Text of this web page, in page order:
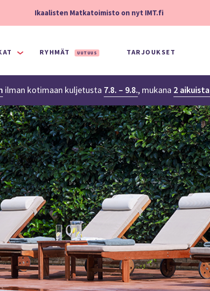
Ikaalisten Matkatoimisto on nyt IMT.fi
RYHMÄT UUTUUS TARJOUKSET
ilman kotimaan kuljetusta 7.8. – 9.8., mukana 2 aikuista